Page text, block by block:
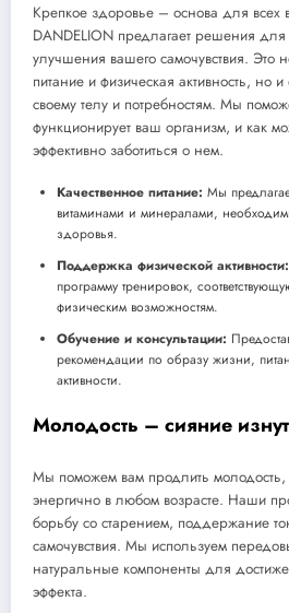
Крепкое здоровье – основа для всех
DANDELION предлагает решения
улучшения вашего самочувствия. Это
питание и физическая активность, но
своему телу и потребностям. Мы
функционирует ваш организм, и как
эффективно заботиться о нем.
Качественное питание: Мы
витаминами и минералами,
здоровья.
Поддержка физической активности:
программу тренировок,
физическим возможностям.
Обучение и консультации:
рекомендации по образу жизни,
активности.
Молодость – сияние
Мы поможем вам продлить молодость,
энергично в любом возрасте. Наши
борьбу со старением, поддержание
самочувствия. Мы используем
натуральные компоненты для
эффекта.